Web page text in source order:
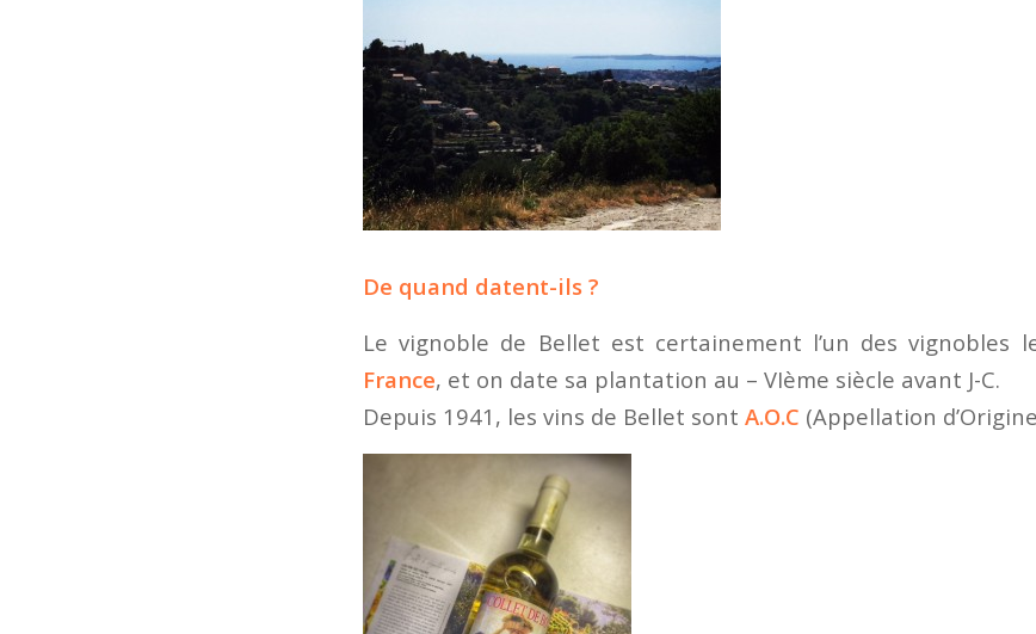
De quand datent-ils ?
Le vignoble de Bellet est certainement l’un des vignobles
France, et on date sa plantation au – VIème siècle avant J-C.
Depuis 1941, les vins de Bellet sont A.O.C (Appellation